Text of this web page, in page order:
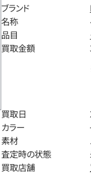
ブランド
名称
品目
買取金額
買取日
カラー
素材
査定時の状態
買取店舗